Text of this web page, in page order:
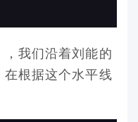
我们沿着刘能的
根据这个水平线